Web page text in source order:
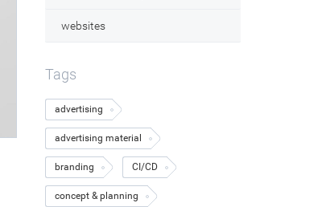
websites
Tags
advertising
advertising material
branding CI/CD
concept & planning